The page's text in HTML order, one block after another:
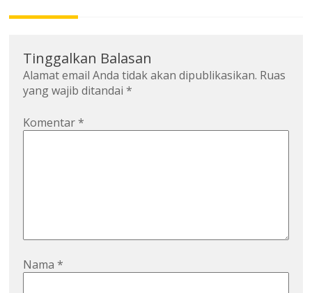
Tinggalkan Balasan
Alamat email Anda tidak akan dipublikasikan. Ruas
yang wajib ditandai*
Komentar*
Nama*